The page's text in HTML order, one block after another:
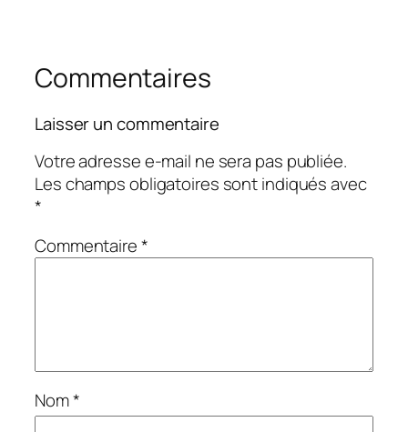
Commentaires
Laisser un commentaire
Votre adresse e-mail ne sera pas publiée.
Les champs obligatoires sont indiqués avec
*
Commentaire*
Nom*